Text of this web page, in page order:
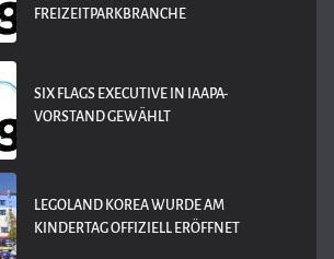
REIZEITPARKBRANCHE
SIX FLAGS EXECUTIVE IN IAAPA-
VORSTAND GEWÄHLT
LEGOLAND KOREA WURDE AM
KINDERTAG OFFIZIELL ERÖFFNET